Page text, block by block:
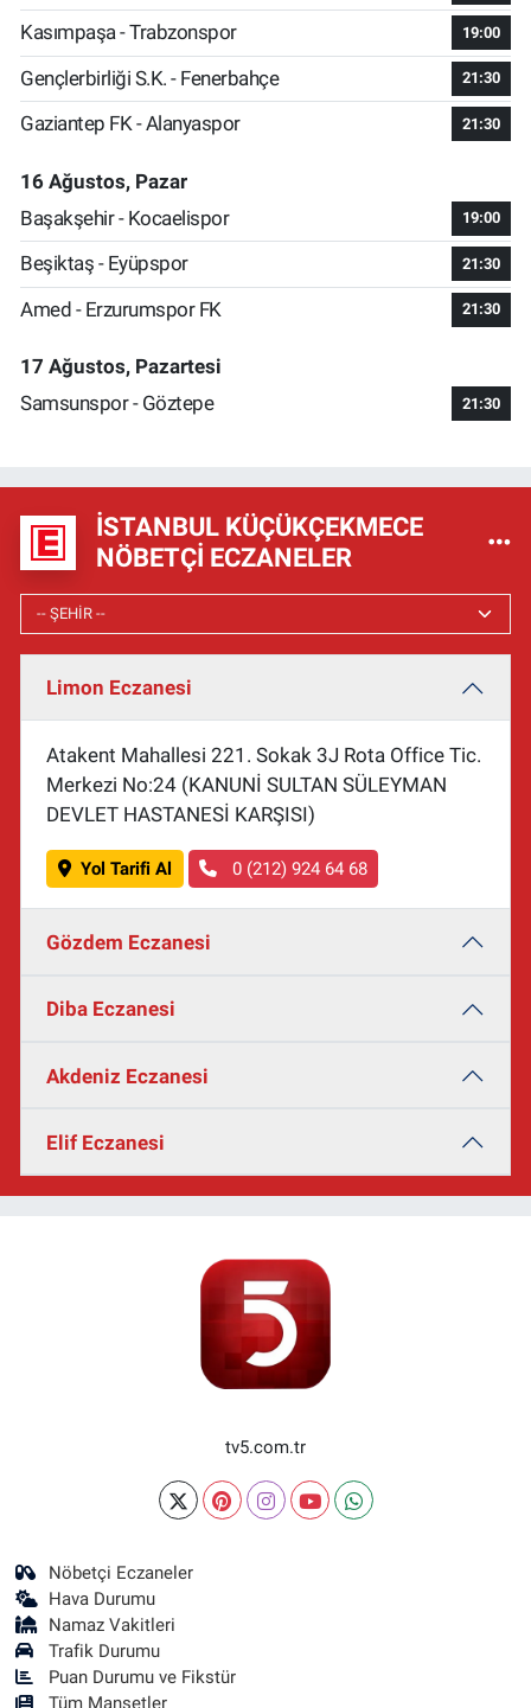
Kasımpaşa - Trabzonspor 19:00
Gençlerbirliği S.K. - Fenerbahçe 21:30
Gaziantep FK - Alanyaspor 21:30
16 Ağustos, Pazar
Başakşehir - Kocaelispor
19:00
Beşiktaş - Eyüpspor 21:30
Amed - Erzurumspor FK 21:30
17 Ağustos, Pazartesi
Samsunspor - Göztepe
21:30
İSTANBUL KÜÇÜKÇEKMECE
NÖBETÇI ECZANELER
Limon Eczanesi
Atakent Mahallesi 221. Sokak 3J Rota Office Tic.
Merkezi No:24 (KANUNİ SULTAN SÜLEYMAN
DEVLET HASTANESİ KARŞISI)
Yol Tarifi Al 0 (212) 924 64 68
Gözdem Eczanesi
Diba Eczanesi
Akdeniz Eczanesi
Elif Eczanesi
tv5.com.tr
Nöbetçi Eczaneler
Hava Durumu
Namaz Vakitleri
Trafik Durumu
Puan Durumu ve Fikstür